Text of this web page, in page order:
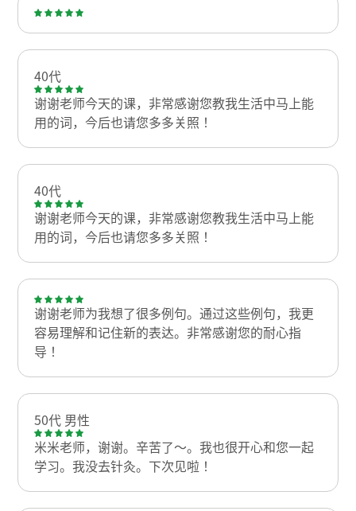
40代
谢谢老师今天的课，非常感谢您教我生活中马上能
用的词，今后也请您多多关照！
40代
谢谢老师今天的课，非常感谢您教我生活中马上能
用的词，今后也请您多多关照！
谢谢老师为我想了很多例句。通过这些例句，我更
容易理解和记住新的表达。非常感谢您的耐心指
导！
50代 男性
米米老师，谢谢。辛苦了～。我也很开心和您一起
学习。我没去针灸。下次见啦！